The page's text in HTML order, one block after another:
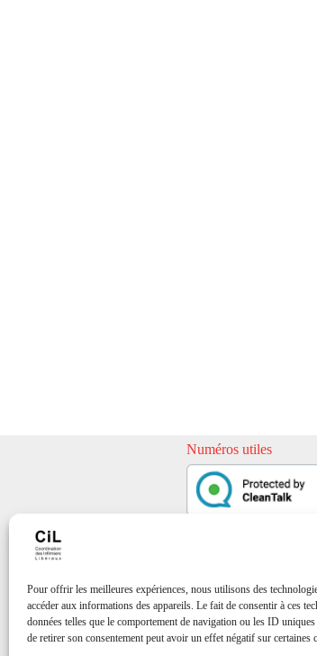
Pour offrir les meilleures expériences, nous utilisons des
accéder aux informations des appareils. Le fait de consentir à ces
données telles que le comportement de navigation ou les ID
de retirer son consentement peut avoir un effet négatif sur certaines
Numéros utiles